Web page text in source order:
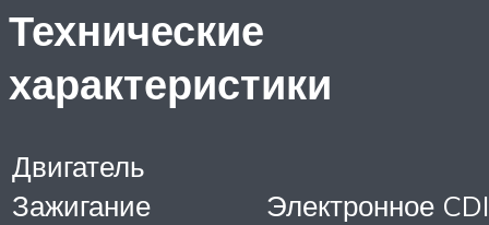
Технические
характеристики
Двигатель
Зажигание
Электронное CDI